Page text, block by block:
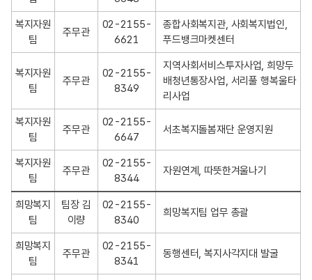
복지자원
팀
주무관
02-2155-
6621
종합사회복지관, 사회복지법인,
푸드뱅크마켓센터
복지자원
팀
주무관
02-2155-
8349
지역사회서비스투자사업, 희망두
배청년통장사업, 서리풀 행복울타
리사업
복지자원
팀
주무관
02-2155-
6647
서초복지돌봄재단 운영지원
복지자원
팀
주무관
02-2155-
8344
자원연계, 따뜻한겨울나기
희망복지
팀
팀장 김
이량
02-2155-
8340
희망복지팀 업무 총괄
희망복지
팀
주무관
02-2155-
8341
동행센터, 복지사각지대 발굴